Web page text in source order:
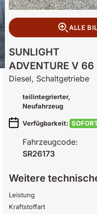
ALLE
SUNLIGHT
ADVENTURE V 66
Diesel, Schaltgetriebe
teilintegrierter,
Neufahrzeug
Verfügbarkeit:
Fahrzeugcode:
SR26173
Weitere
Leistung
Kraftstoffart